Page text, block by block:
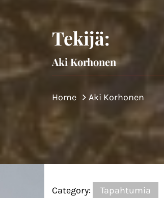
Tekijä:
Aki Korhonen
Home Aki Korhonen
Category: Tapahtumia